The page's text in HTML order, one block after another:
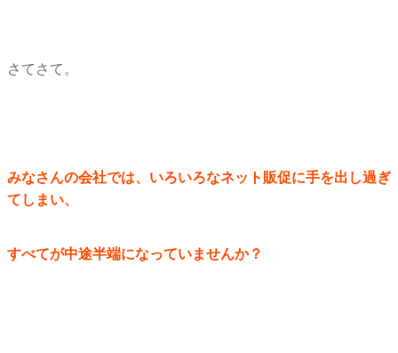
さてさて。
みなさんの会社では、 いろいろなネット販促に手を出し過ぎ
てしまい、
すべてが中途半端になっていませんか？